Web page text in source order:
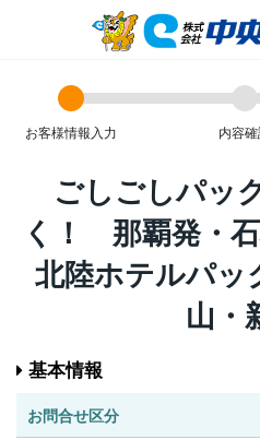
お客様情報入力 内容
ごしごしパ
く！ 那覇発・
北陸ホテルパ
山・
基本情報
お問合せ区分